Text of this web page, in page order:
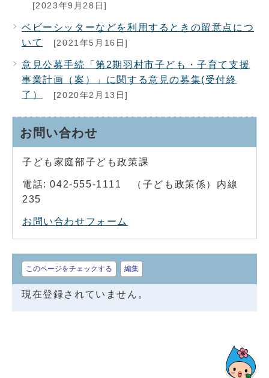
[2023年9月28日]
ベビーシッターなどを利用するときの留意点につ
いて
[2021年5月16日]
意見公募手続「第2期羽村市子ども・子育て支援
事業計画（案）」に関する意見の募集(受付終
了）
[2020年2月13日]
お問い合わせ
子ども家庭部子ども政策課
電話: 042-555-1111 （子ども政策係）内線
235
お問い合わせフォーム
このページをチェックする 編集
現在登録されていません。